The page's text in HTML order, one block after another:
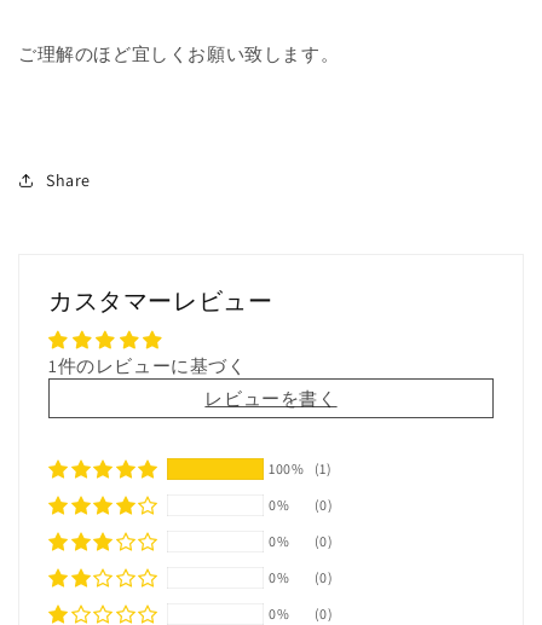
ご理解のほど宜しくお願い致します。
Share
カスタマーレビュー
1件のレビューに基づく
レビューを書く
100%
(1)
0%
(0)
0%
(0)
0%
(0)
0%
(0)